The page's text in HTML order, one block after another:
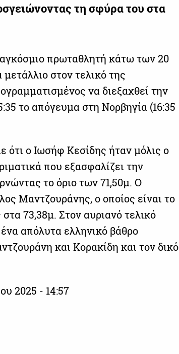
τη σφύρα του στα
πρωταθλητή κάτω των 20
στον τελικό της
να διεξαχθεί την
το απόγευμα στη Νορβηγία (16:35
ότι ο Ιωσήφ Κεσίδης ήταν μόλις ο
που εξασφαλίζει την
το όριο των 71,50μ. Ο
Μαντζουράνης, ο οποίος είναι το
73,38μ. Στον αυριανό τελικό
απόλυτα ελληνικό βάθρο
και Κορακίδη και τον δικό
2025 - 14:57